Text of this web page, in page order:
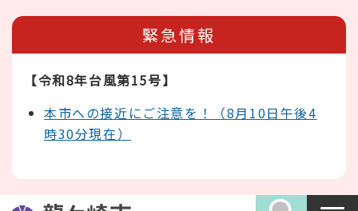
緊急情報
【令和8年台風第15号】
本市への接近にご注意を！（8月10日午後4
時30分現在）